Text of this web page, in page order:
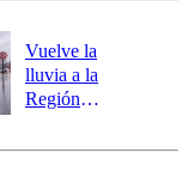
Vuelve la
lluvia a la
Región
este es el